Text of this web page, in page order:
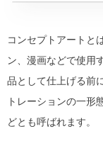
コンセプトアートと
ン、漫画などで使用
品として仕上げる前
トレーションの一形
どとも呼ばれます。